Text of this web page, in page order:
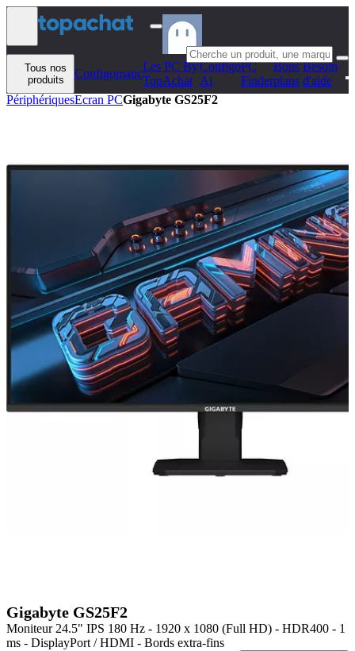
Aller au contenu
Tous nos
produits
Configomatic
Les PC By
TopAchat
Configo
Ai
PC
Finder
Bons
plans
Besoin
d'aide
PériphériquesEcran PCGigabyte GS25F2
Gigabyte GS25F2
Moniteur 24.5" IPS 180 Hz - 1920 x 1080 (Full HD) - HDR400 - 1
ms - DisplayPort / HDMI - Bords extra-fins